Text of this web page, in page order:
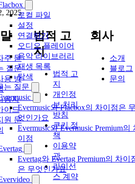
로컬 파일
설정
연결하기
오디오 플레이어
음악 라이브러리
재생 목록
탐색
는 질문
Evermusic와 Flacbox의 차이점은
엇인가요
Evermusic와 Evermusic Premium의
이점
Evertag와 Evertag Premium의 차이
은 무엇인가요
2025
주 묻
질문
용 방
용자
이드
원 문
법적 고
지
법적 고
지
개인정
보 처리
방침
쿠키 정
책
이용약
관
라이선
스 계약
회사
소개
블로그
문의